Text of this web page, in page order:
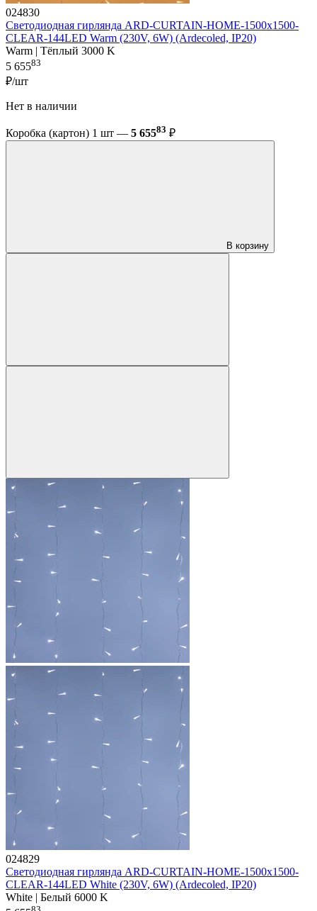
024830
Светодиодная гирлянда ARD-CURTAIN-HOME-1500x1500-
CLEAR-144LED Warm (230V, 6W) (Ardecoled, IP20)
Warm | Тёплый 3000 K
5 65583
₽/шт
Нет в наличии
Коробка (картон) 1 шт — 5 65583 ₽
В корзину
024829
Светодиодная гирлянда ARD-CURTAIN-HOME-1500x1500-
CLEAR-144LED White (230V, 6W) (Ardecoled, IP20)
White | Белый 6000 K